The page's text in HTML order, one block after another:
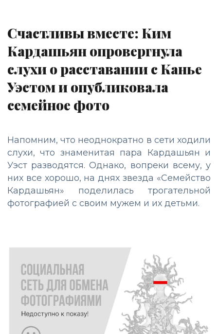
Счастливы вместе: Ким
Кардашьян опровергнула
слухи о расставании с Канье
Уэстом и опубликовала
семейное фото
Напомним, что неоднократно в сети ходили
слухи, что знаменитая пара Кардашьян и
Уэст разводятся. Однако, вопреки всему, у
них все хорошо, на днях звезда «Семейство
Кардашьян» поделилась трогательной
фотографией с своим мужем и их детьми.